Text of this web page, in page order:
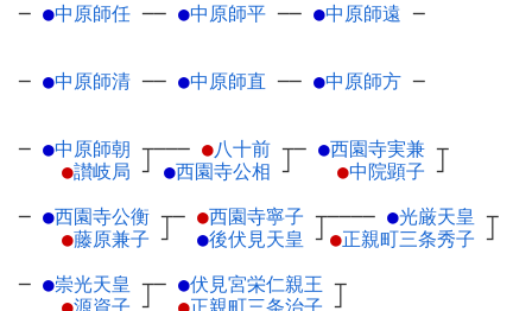
─ ●中原師任 ── ●中原師平 ── ●中原師遠 ─
─ ●中原師清 ── ●中原師直 ── ●中原師方 ─
─ ●中原師朝 ┬
●讃岐局 ┘
─── ●八十前 ┬
●西園寺公相 ┘
─ ●西園寺実兼 ┬
●中院顕子 ┘
─ ●西園寺公衡 ┬
●藤原兼子 ┘
─ ●西園寺寧子 ┬
●後伏見天皇 ┘
──── ●光厳天皇 ┬
●正親町三条秀子 ┘
─ ●崇光天皇 ┬─ ●伏見宮栄仁親王 ┬